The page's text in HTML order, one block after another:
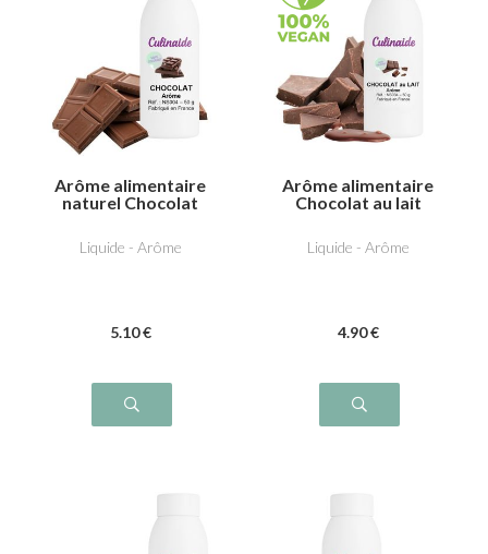
Arôme alimentaire
naturel Chocolat
Liquide - Arôme
5.10 €
Arôme alimentaire
Chocolat au lait
Liquide - Arôme
4.90 €